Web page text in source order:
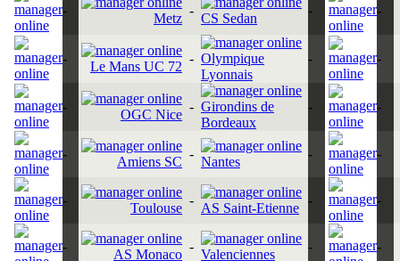
-
Metz
-
CS Sedan
- -
-
Le Mans UC 72
- Olympique
Lyonnais
- -
-
OGC Nice
- Girondins de
Bordeaux
- -
-
Amiens SC
-
Nantes
- -
-
Toulouse
-
AS Saint-Etienne
- -
-
AS Monaco
-
Valenciennes
- -